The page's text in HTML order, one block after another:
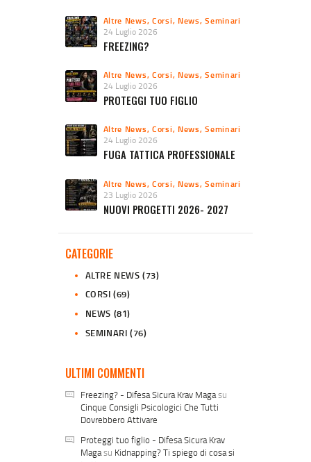
Altre News,Corsi, News,Seminari
24 Luglio 2026
FREEZING?
Altre News,Corsi, News,Seminari
24 Luglio 2026
PROTEGGI TUO FIGLIO
Altre News,Corsi, News,Seminari
24 Luglio 2026
FUGA TATTICA PROFESSIONALE
Altre News,Corsi, News,Seminari
23 Luglio 2026
NUOVI PROGETTI 2026- 2027
CATEGORIE
ALTRE NEWS (73)
CORSI (69)
NEWS (81)
SEMINARI (76)
ULTIMI COMMENTI
Freezing? - Difesa Sicura Krav Magasu
Cinque Consigli Psicologici Che Tutti
Dovrebbero Attivare
Proteggi tuo figlio - Difesa Sicura Krav
Magasu Kidnapping? Ti spiego di cosa si